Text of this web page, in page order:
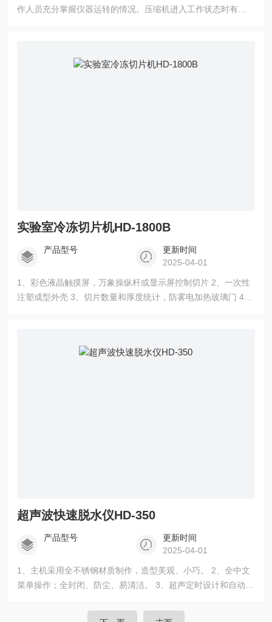
作人员充分掌握仪器运转的情况。压缩机进入工作状态时有倒
片。避免了温度过低冻手的恶性刺激。 低温冷冻切片机HD-
实验室冷冻切片机HD-1800B
产品型号
更新时间
2025-04-01
1、彩色液晶触摸屏，万象操纵杆或显示屏控制切片 2、一次性
注塑成型外壳 3、切片数量和厚度统计，防雾电加热玻璃门 4、
超声波快速脱水仪HD-350
产品型号
更新时间
2025-04-01
1、主机采用全不锈钢材质制作，造型美观、小巧。 2、全中文
菜单操作；全封闭、防尘、易清洁。 3、超声定时设计和自动报
同标本同时同步处理 5、水浴恒温控制，使标本在设置时间内快